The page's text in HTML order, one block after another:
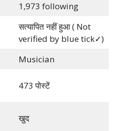
1,973 following
सत्यापित नहीं हुआ ( Not
verified by blue tick✓)
Musician
473 पोस्टें
खुद